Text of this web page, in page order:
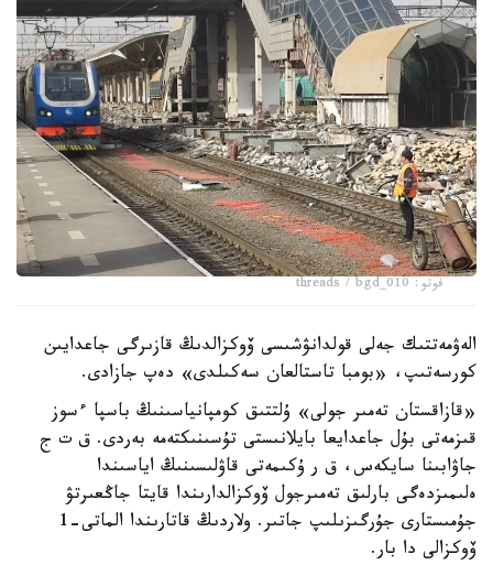
فوتو: threads / bgd_010
الەۋمەتتىك جەلى قولدانۋشىسى ۆوكزالدىڭ قازىرگى جاعدايىن
كورسەتىپ، «بومبا تاستالعان سەكىلدى» دەپ جازادى.
«قازاقستان تەمىر جولى» ۇلتتىق كومپانياسىنىڭ باسپا ءسوز
قىزمەتى بۇل جاعدايعا بايلانىستى تۇسىنىكتەمە بەردى. ق ت ج
جاۋابىنا سايكەس، ق ر ۇكىمەتى قاۋلىسىنىڭ اياسىندا
ەلىمىزدەگى بارلىق تەمىرجول ۆوكزالدارىندا قايتا جاڭعىرتۋ
جۇمىستارى جۇرگىزىلىپ جاتىر. ولاردىڭ قاتارىندا الماتى-1
ۆوكزالى دا بار.